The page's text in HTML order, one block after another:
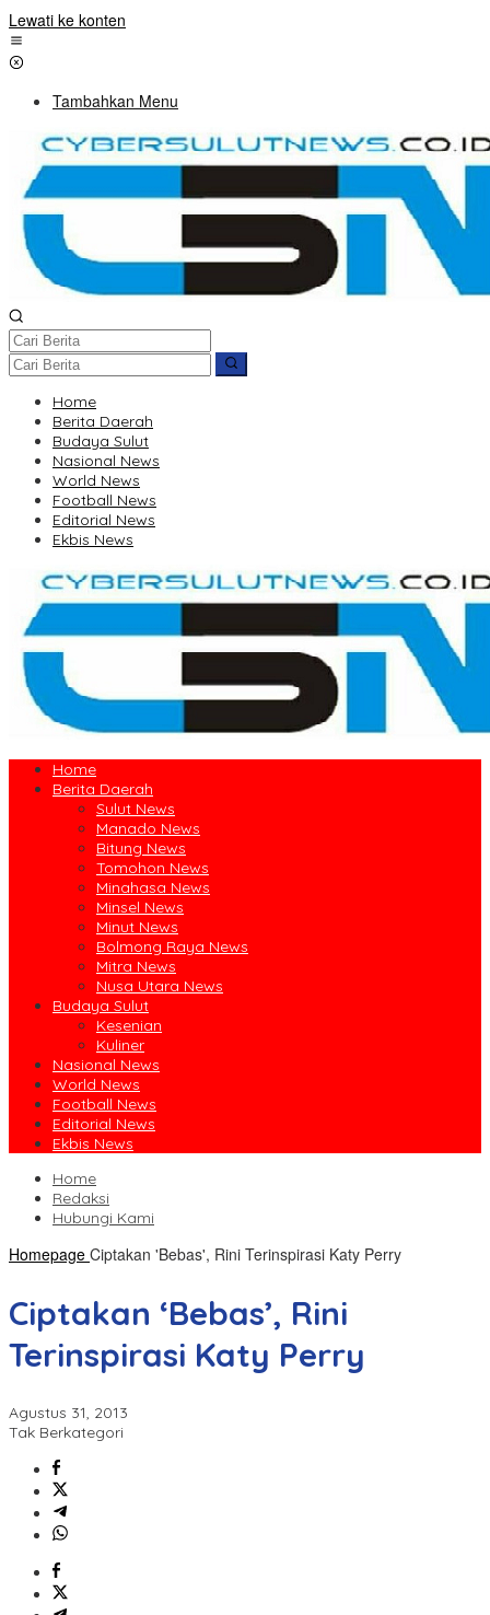
Lewati ke konten
Tambahkan Menu
Home
Berita Daerah
Budaya Sulut
Nasional News
World News
Football News
Editorial News
Ekbis News
Home
Berita Daerah
Sulut News
Manado News
Bitung News
Tomohon News
Minahasa News
Minsel News
Minut News
Bolmong Raya News
Mitra News
Nusa Utara News
Budaya Sulut
Kesenian
Kuliner
Nasional News
World News
Football News
Editorial News
Ekbis News
Home
Redaksi
Hubungi Kami
Homepage Ciptakan 'Bebas', Rini Terinspirasi Katy Perry
Ciptakan ‘Bebas’, Rini
Terinspirasi Katy Perry
Agustus 31, 2013
Tak Berkategori